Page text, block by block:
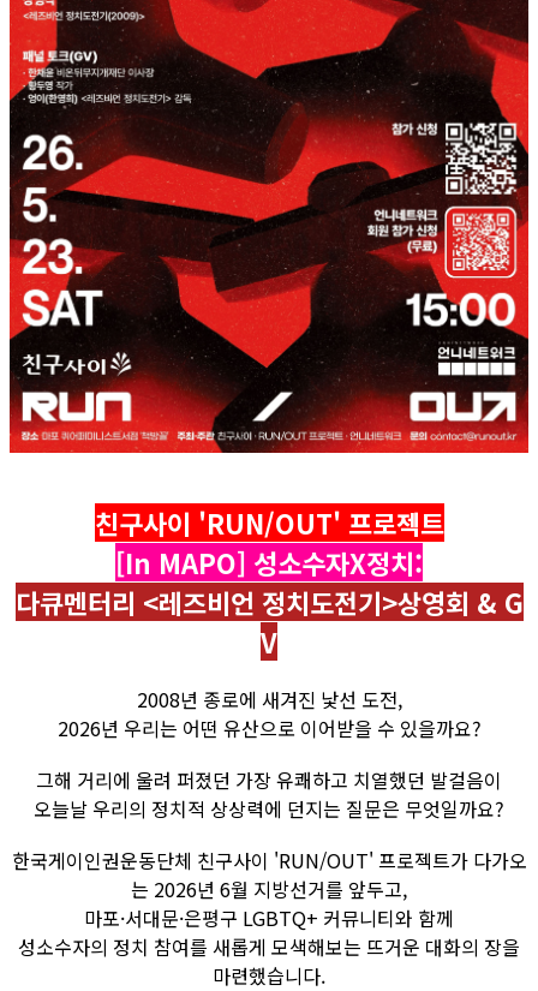
친구사이 'RUN/OUT' 프로젝트
[In MAPO] 성소수자X정치:
다큐멘터리 <레즈비언 정치도전기>상영회 & G
V
2008년 종로에 새겨진 낯선 도전,
2026년 우리는 어떤 유산으로 이어받을 수 있을까요?
그해 거리에 울려 퍼졌던 가장 유쾌하고 치열했던 발걸음이
오늘날 우리의 정치적 상상력에 던지는 질문은 무엇일까요?
한국게이인권운동단체 친구사이 'RUN/OUT' 프로젝트가 다가오
는 2026년 6월 지방선거를 앞두고,
마포·서대문·은평구 LGBTQ+ 커뮤니티와 함께
성소수자의 정치 참여를 새롭게 모색해보는 뜨거운 대화의 장을
마련했습니다.